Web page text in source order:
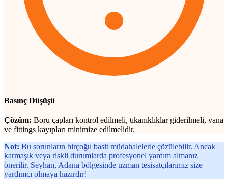
Basınç Düşüşü
Çözüm: Boru çapları kontrol edilmeli, tıkanıklıklar giderilmeli, vana
ve fittings kayıpları minimize edilmelidir.
Not: Bu sorunların birçoğu basit müdahalelerle çözülebilir. Ancak
karmaşık veya riskli durumlarda profesyonel yardım almanız
önerilir. Seyhan, Adana bölgesinde uzman tesisatçılarımız size
yardımcı olmaya hazırdır!